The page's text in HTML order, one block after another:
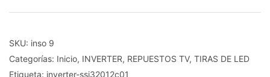
SKU: inso 9
Categorías: Inicio, INVERTER, REPUESTOS TV, TIRAS DE LED
Etiqueta: inverter-ssi32012c01